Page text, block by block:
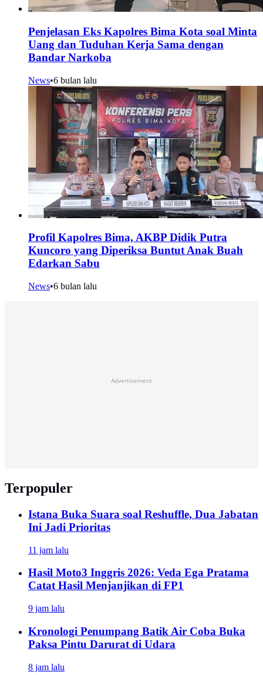
Penjelasan Eks Kapolres Bima Kota soal Minta
Uang dan Tuduhan Kerja Sama dengan
Bandar Narkoba
News•6 bulan lalu
Profil Kapolres Bima, AKBP Didik Putra
Kuncoro yang Diperiksa Buntut Anak Buah
Edarkan Sabu
News•6 bulan lalu
Advertisement
Terpopuler
Istana Buka Suara soal Reshuffle, Dua Jabatan
Ini Jadi Prioritas
11 jam lalu
Hasil Moto3 Inggris 2026: Veda Ega Pratama
Catat Hasil Menjanjikan di FP1
9 jam lalu
Kronologi Penumpang Batik Air Coba Buka
Paksa Pintu Darurat di Udara
8 jam lalu